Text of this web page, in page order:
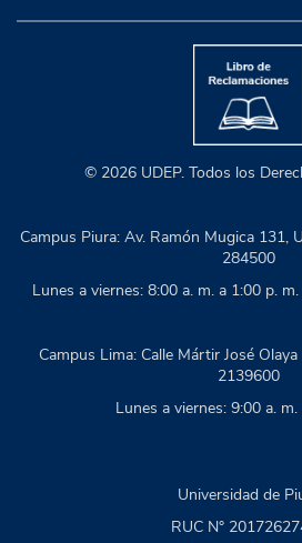
© 2026 UDEP. Todos los
Campus Piura: Av. Ramón Mugica
284500
Lunes a viernes: 8:00 a. m. a 1:00 p.
Campus Lima: Calle Mártir José
2139600
Lunes a viernes: 9:00 a.
Universidad de
RUC N°